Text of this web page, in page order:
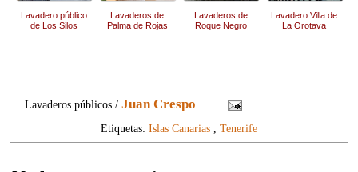
Lavadero público
de Los Silos
Lavaderos de
Palma de Rojas
Lavaderos de
Roque Negro
Lavadero Villa de
La Orotava
Lavaderos públicos /Juan Crespo
Etiquetas: Islas Canarias Tenerife